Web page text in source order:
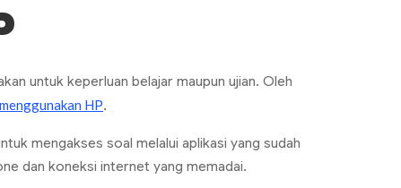
untuk keperluan belajar maupun ujian. Oleh
HP.
mengakses soal melalui aplikasi yang sudah
dan koneksi internet yang memadai.